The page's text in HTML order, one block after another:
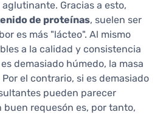
Gracias a esto,
de proteínas, suelen ser
es más "lácteo". Al mismo
a la calidad y consistencia
demasiado húmedo, la masa
el contrario, si es demasiado
pueden parecer
requesón es, por tanto,